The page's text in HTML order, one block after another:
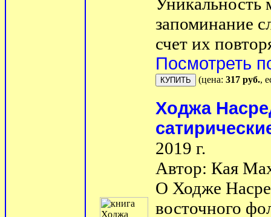
запоминание
счет их
Посмотреть
(цена: 317 руб.,
Ходжа
2019 г.
Автор: Кая
О Ходже
восточного